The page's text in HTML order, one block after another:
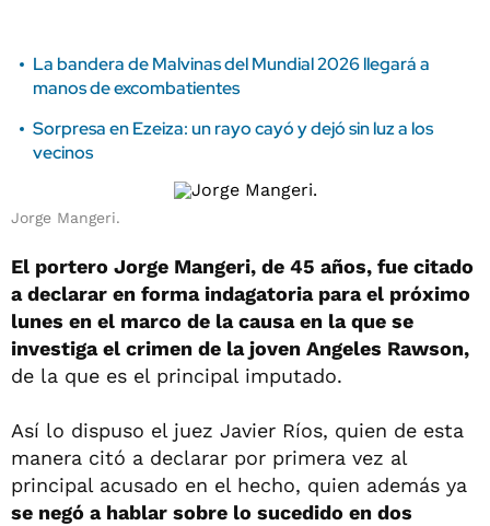
La bandera de Malvinas del Mundial 2026 llegará a
manos de excombatientes
Sorpresa en Ezeiza: un rayo cayó y dejó sin luz a los
vecinos
Jorge Mangeri.
El portero Jorge Mangeri, de 45 años, fue citado
a declarar en forma indagatoria para el próximo
lunes en el marco de la causa en la que se
investiga el crimen de la joven Angeles Rawson,
de la que es el principal imputado.
Así lo dispuso el juez Javier Ríos, quien de esta
manera citó a declarar por primera vez al
principal acusado en el hecho, quien además ya
se negó a hablar sobre lo sucedido en dos